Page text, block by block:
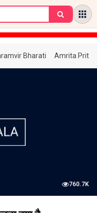
Bharati Amrita
760.7K